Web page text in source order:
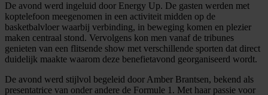
De avond werd ingeluid door Energy Up. De gasten werden met
koptelefoon meegenomen in een activiteit midden op de
basketbalvloer waarbij verbinding, in beweging komen en plezier
maken centraal stond. Vervolgens kon men vanaf de tribunes
genieten van een flitsende show met verschillende sporten dat direct
duidelijk maakte waarom deze benefietavond georganiseerd wordt.
De avond werd stijlvol begeleid door Amber Brantsen, bekend als
presentatrice van onder andere de Formule 1. Met haar passie voor